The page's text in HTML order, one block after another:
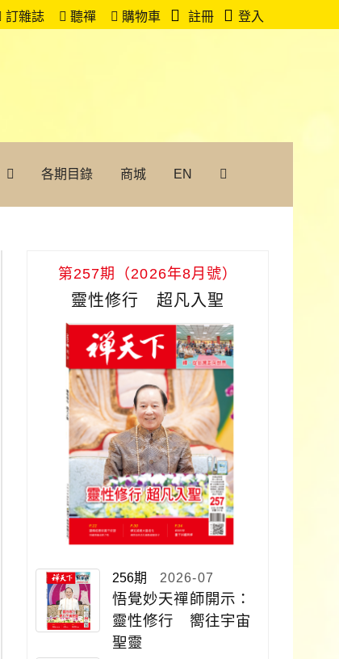
訂雜誌 聽禪 購物車 註冊 登入
各期目錄 商城 EN
第257期（2026年8月號）
靈性修行 超凡入聖
256期 2026-07
悟覺妙天禪師開示：
靈性修行 嚮往宇宙
聖靈